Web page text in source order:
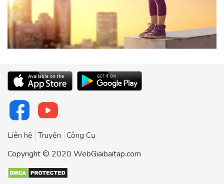
Liên hệ Truyện Công Cụ
Copyright © 2020 WebGiaibaitap.com